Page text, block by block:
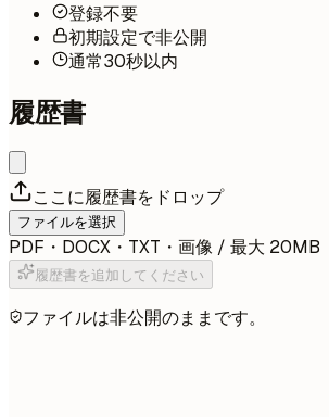
登録不要
初期設定で非公開
通常30秒以内
履歴書
ここに履歴書をドロップ
ファイルを選択
PDF・DOCX・TXT・画像 / 最大 20MB
履歴書を追加してください
ファイルは非公開のままです。